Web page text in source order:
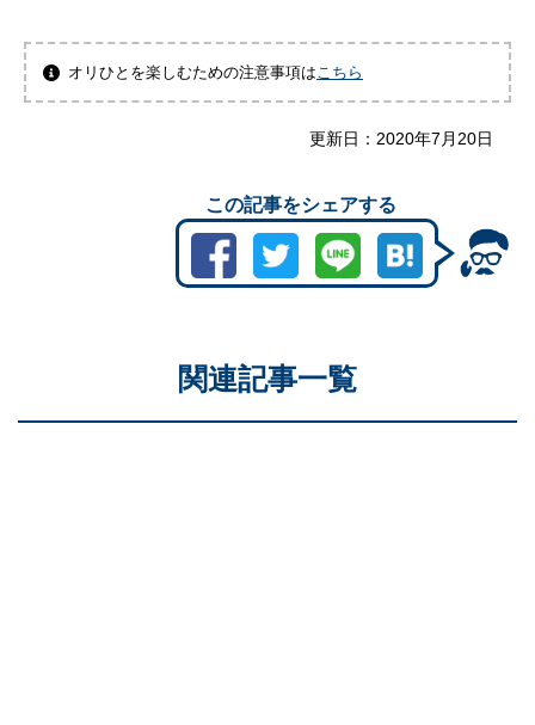
オリひとを楽しむための注意事項は こちら
更新日： 2020年7月20日
この記事をシェアする
関連記事一覧